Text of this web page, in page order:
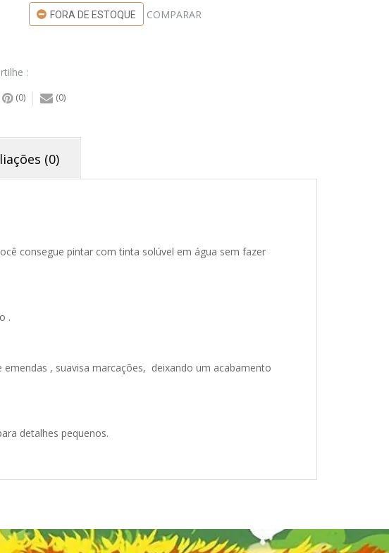
FORA DE ESTOQUE COMPARAR
:
(0) (0)
(0)
consegue pintar com tinta solúvel em água sem fazer
.
, suavisa marcações, deixando um acabamento
detalhes pequenos.